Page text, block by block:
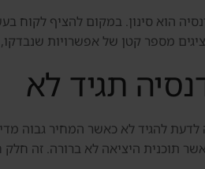
הוא סינון. במקום להציף לקוח
מספר קטן של אפשרויות שנבדקו,
תגיד לא
תוכנית היציאה לא ברורה. זה